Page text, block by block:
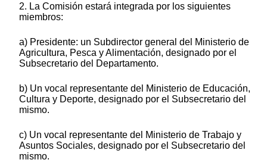
2. La Comisión estará integrada por los siguientes
miembros:
a) Presidente: un Subdirector general del Ministerio de
Agricultura, Pesca y Alimentación, designado por el
Subsecretario del Departamento.
b) Un vocal representante del Ministerio de Educación,
Cultura y Deporte, designado por el Subsecretario del
mismo.
c) Un vocal representante del Ministerio de Trabajo y
Asuntos Sociales, designado por el Subsecretario del
mismo.